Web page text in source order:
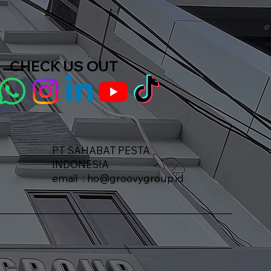
CHECK US OUT
PT SAHABAT PESTA
INDONESIA​
email :ho@groovygroup.id